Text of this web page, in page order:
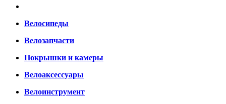
Велосипеды
Велозапчасти
Покрышки и камеры
Велоаксессуары
Велоинструмент